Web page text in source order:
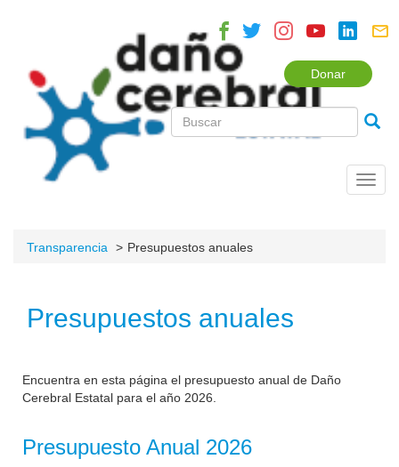
Donar
Transparencia Presupuestos anuales
Presupuestos anuales
Encuentra en esta página el presupuesto anual de Daño
Cerebral Estatal para el año 2026.
Presupuesto Anual 2026